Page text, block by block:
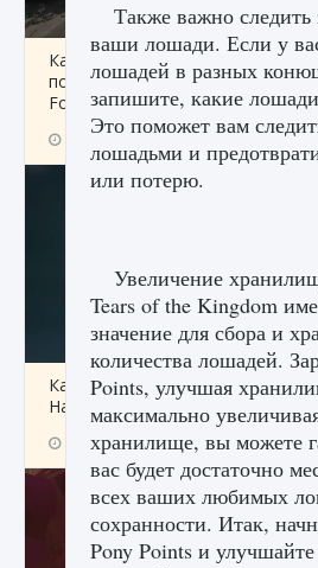
Как исправить текстовую ошибку
пользовательского интерфейса
Force Hawk Ops
9 августа 2024 1 945
Как проверить статус сервера
Hawk Ops
9 августа 2024 1 286
Также важно следить
ваши лошади. Если у
лошадей в разных
запишите, какие
Это поможет вам
лошадьми и
или потерю.
Увеличение
Tears of the Kingdom
значение для сбора и
количества лошадей.
Points, улучшая
максимально
хранилище, вы можете
вас будет достаточно
всех ваших любимых
сохранности. Итак,
Pony Points и